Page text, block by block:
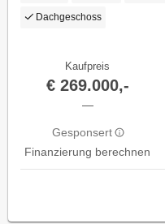
Dachgeschoss
Kaufpreis
€ 269.000,-
—
Gesponsert
Finanzierung berechnen